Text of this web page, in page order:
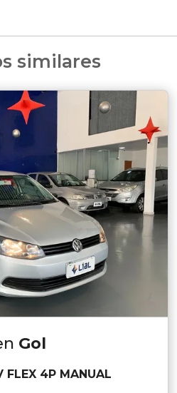
similares
Gol
FLEX 4P MANUAL